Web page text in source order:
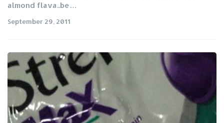
almond flava..be…
September 29, 2011